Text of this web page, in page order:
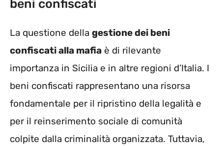
beni confiscati
La questione della gestione dei beni
confiscati alla mafia è di rilevante
importanza in Sicilia e in altre regioni d’Italia. I
beni confiscati rappresentano una risorsa
fondamentale per il ripristino della legalità e
per il reinserimento sociale di comunità
colpite dalla criminalità organizzata. Tuttavia,